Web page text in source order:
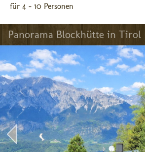
für 4 - 10 Personen
Panorama Blockhütte in Tirol